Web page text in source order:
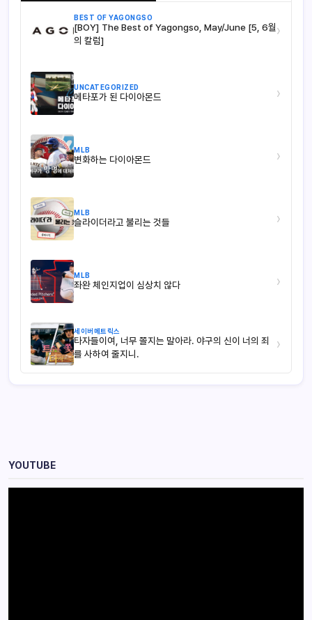
BEST OF YAGONGSO
[BOY] The Best of Yagongso, May/June [5, 6월
의 칼럼]
›
UNCATEGORIZED
메타포가 된 다이아몬드 ›
MLB
변화하는 다이아몬드 ›
MLB
슬라이더라고 불리는 것들 ›
MLB
좌완 체인지업이 심상치 않다 ›
세이버메트릭스
타자들이여, 너무 쫄지는 말아라. 야구의 신이 너의 죄
를 사하여 줄지니.
›
YOUTUBE